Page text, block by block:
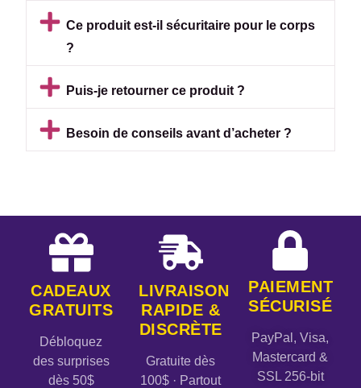
Ce produit est-il sécuritaire pour le corps
?
Puis-je retourner ce produit ?
Besoin de conseils avant d’acheter ?
CADEAUX
GRATUITS
Débloquez
des surprises
dès 50$
LIVRAISON
RAPIDE &
DISCRÈTE
Gratuite dès
100$ · Partout
PAIEMENT
SÉCURISÉ
PayPal, Visa,
Mastercard &
SSL 256-bit